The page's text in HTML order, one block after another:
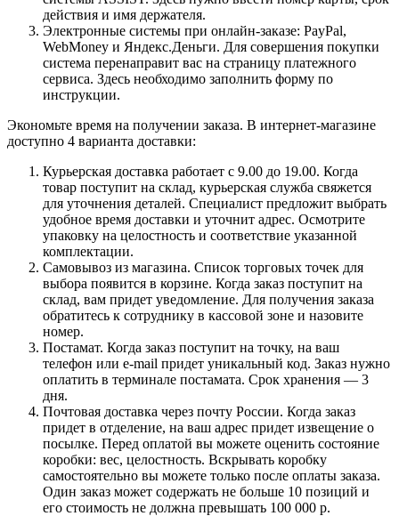
действия и имя держателя.
Электронные системы при онлайн-заказе: PayPal,
WebMoney и Яндекс.Деньги. Для совершения покупки
система перенаправит вас на страницу платежного
сервиса. Здесь необходимо заполнить форму по
инструкции.
Экономьте время на получении заказа. В интернет-магазине
доступно 4 варианта доставки:
Курьерская доставка работает с 9.00 до 19.00. Когда
товар поступит на склад, курьерская служба свяжется
для уточнения деталей. Специалист предложит выбрать
удобное время доставки и уточнит адрес. Осмотрите
упаковку на целостность и соответствие указанной
комплектации.
Самовывоз из магазина. Список торговых точек для
выбора появится в корзине. Когда заказ поступит на
склад, вам придет уведомление. Для получения заказа
обратитесь к сотруднику в кассовой зоне и назовите
номер.
Постамат. Когда заказ поступит на точку, на ваш
телефон или e-mail придет уникальный код. Заказ нужно
оплатить в терминале постамата. Срок хранения — 3
дня.
Почтовая доставка через почту России. Когда заказ
придет в отделение, на ваш адрес придет извещение о
посылке. Перед оплатой вы можете оценить состояние
коробки: вес, целостность. Вскрывать коробку
самостоятельно вы можете только после оплаты заказа.
Один заказ может содержать не больше 10 позиций и
его стоимость не должна превышать 100 000 р.